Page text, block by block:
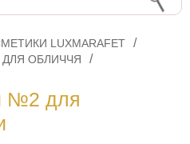
LUXMARAFET
ДЛЯ ОБЛИЧЧЯ
№2 для